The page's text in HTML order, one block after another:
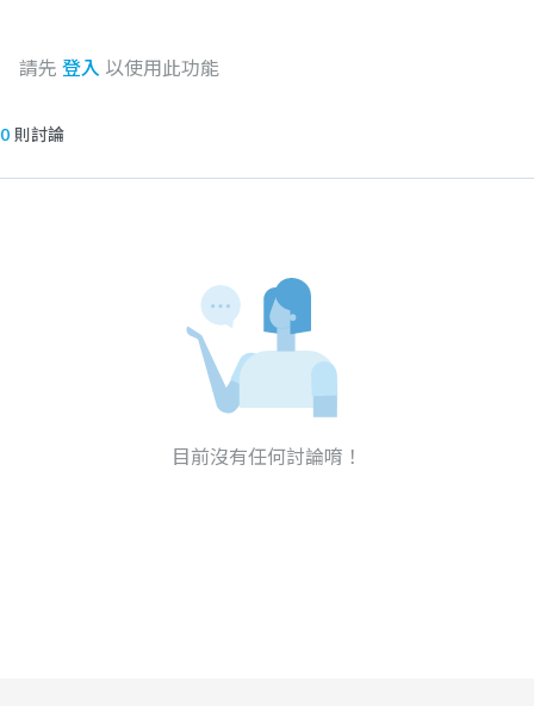
請先 登入 以使用此功能
0 則討論
目前沒有任何討論唷！